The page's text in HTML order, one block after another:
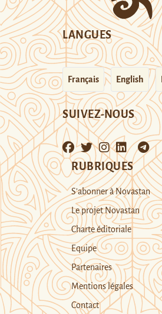
LANGUES
Français English
SUIVEZ-NOUS
RUBRIQUES
S’abonner à Novastan
Le projet Novastan
Charte éditoriale
Equipe
Partenaires
Mentions légales
Contact